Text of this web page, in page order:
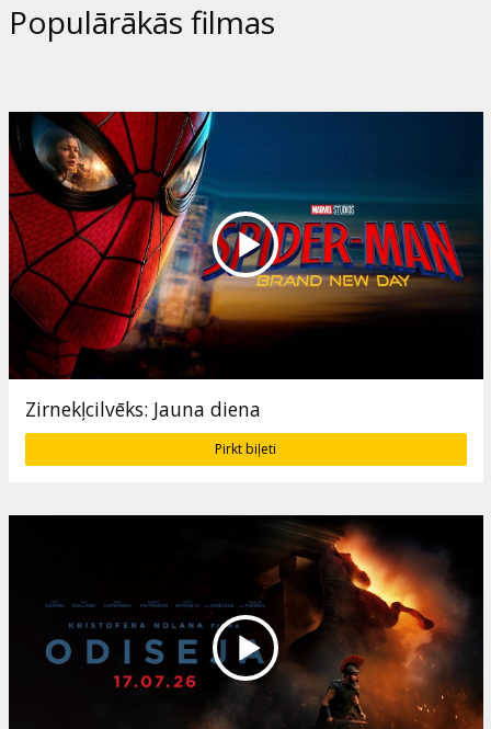
Populārākās filmas
Zirnekļcilvēks: Jauna diena
Pirkt biļeti